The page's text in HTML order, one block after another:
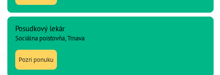
Posudkový lekár
Sociálna poisťovňa, Trnava
Pozri ponuku